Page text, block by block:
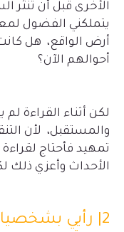
الأخرى قبل أن تنثر
يتملكني الفضول
أرض الواقع، هل
أحوالهم الآن؟
لكن أثناء القراءة
والمستقبل، لأن
تمهيد فأحتاج
الأحداث وأعزي ذلك
2| رأيي